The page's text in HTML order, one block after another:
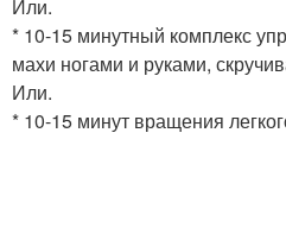
Или.
* 10-15 минутный комплекс
махи ногами и руками,
Или.
* 10-15 минут вращения